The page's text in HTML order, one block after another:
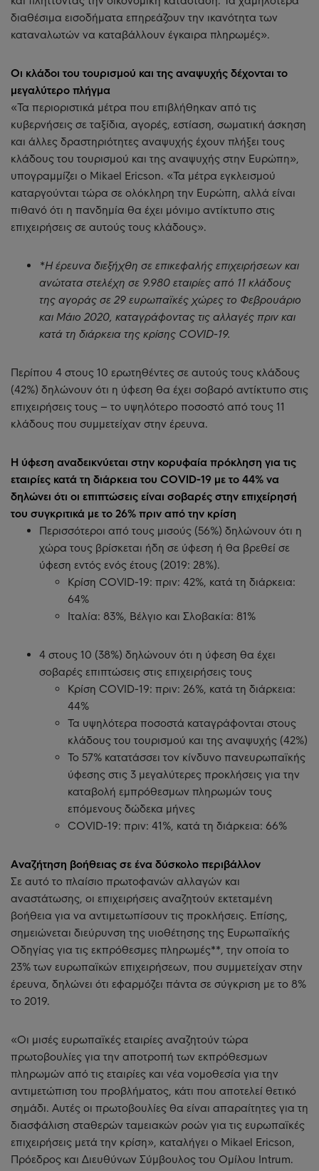
διαθέσιμα εισοδήματα επηρεάζουν την ικανότητα των
καταναλωτών να καταβάλλουν έγκαιρα πληρωμές».
Οι κλάδοι του τουρισμού και της αναψυχής δέχονται το
μεγαλύτερο πλήγμα
«Τα περιοριστικά μέτρα που επιβλήθηκαν από τις
κυβερνήσεις σε ταξίδια, αγορές, εστίαση, σωματική άσκηση
και άλλες δραστηριότητες αναψυχής έχουν πλήξει τους
κλάδους του τουρισμού και της αναψυχής στην Ευρώπη»,
υπογραμμίζει ο Mikael Ericson. «Τα μέτρα εγκλεισμού
καταργούνται τώρα σε ολόκληρη την Ευρώπη, αλλά είναι
πιθανό ότι η πανδημία θα έχει μόνιμο αντίκτυπο στις
επιχειρήσεις σε αυτούς τους κλάδους».
*Η έρευνα διεξήχθη σε επικεφαλής επιχειρήσεων και
ανώτατα στελέχη σε 9.980 εταιρίες από 11 κλάδους
της αγοράς σε 29 ευρωπαϊκές χώρες το Φεβρουάριο
και Μάιο 2020, καταγράφοντας τις αλλαγές πριν και
κατά τη διάρκεια της κρίσης COVID-19.
Περίπου 4 στους 10 ερωτηθέντες σε αυτούς τους κλάδους
(42%) δηλώνουν ότι η ύφεση θα έχει σοβαρό αντίκτυπο στις
επιχειρήσεις τους – το υψηλότερο ποσοστό από τους 11
κλάδους που συμμετείχαν στην έρευνα.
Η ύφεση αναδεικνύεται στην κορυφαία πρόκληση για τις
εταιρίες κατά τη διάρκεια του COVID-19 με το 44% να
δηλώνει ότι οι επιπτώσεις είναι σοβαρές στην επιχείρησή
του συγκριτικά με το 26% πριν από την κρίση
Περισσότεροι από τους μισούς (56%) δηλώνουν ότι η
χώρα τους βρίσκεται ήδη σε ύφεση ή θα βρεθεί σε
ύφεση εντός ενός έτους (2019: 28%).
Κρίση COVID-19: πριν: 42%, κατά τη διάρκεια:
64%
Ιταλία: 83%, Βέλγιο και Σλοβακία: 81%
4 στους 10 (38%) δηλώνουν ότι η ύφεση θα έχει
σοβαρές επιπτώσεις στις επιχειρήσεις τους
Κρίση COVID-19: πριν: 26%, κατά τη διάρκεια:
44%
Τα υψηλότερα ποσοστά καταγράφονται στους
κλάδους του τουρισμού και της αναψυχής (42%)
Το 57% κατατάσσει τον κίνδυνο πανευρωπαϊκής
ύφεσης στις 3 μεγαλύτερες προκλήσεις για την
καταβολή εμπρόθεσμων πληρωμών τους
επόμενους δώδεκα μήνες
COVID-19: πριν: 41%, κατά τη διάρκεια: 66%
Αναζήτηση βοήθειας σε ένα δύσκολο περιβάλλον
Σε αυτό το πλαίσιο πρωτοφανών αλλαγών και
αναστάτωσης, οι επιχειρήσεις αναζητούν εκτεταμένη
βοήθεια για να αντιμετωπίσουν τις προκλήσεις. Επίσης,
σημειώνεται διεύρυνση της υιοθέτησης της Ευρωπαϊκής
Οδηγίας για τις εκπρόθεσμες πληρωμές**, την οποία το
23% των ευρωπαϊκών επιχειρήσεων, που συμμετείχαν στην
έρευνα, δηλώνει ότι εφαρμόζει πάντα σε σύγκριση με το 8%
το 2019.
«Οι μισές ευρωπαϊκές εταιρίες αναζητούν τώρα
πρωτοβουλίες για την αποτροπή των εκπρόθεσμων
πληρωμών από τις εταιρίες και νέα νομοθεσία για την
αντιμετώπιση του προβλήματος, κάτι που αποτελεί θετικό
σημάδι. Αυτές οι πρωτοβουλίες θα είναι απαραίτητες για τη
διασφάλιση σταθερών ταμειακών ροών για τις ευρωπαϊκές
επιχειρήσεις μετά την κρίση», καταλήγει ο Mikael Ericson,
Πρόεδρος και Διευθύνων Σύμβουλος του Ομίλου Intrum.